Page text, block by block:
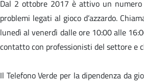
Dal 2 ottobre 2017 è attivo un
problemi legati al gioco d’azzardo.
lunedì al venerdì dalle ore 10:00 alle
contatto con professionisti del settore e
Il Telefono Verde per la dipendenza da